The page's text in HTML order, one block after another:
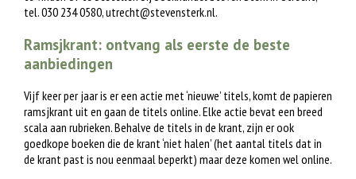
tel. 030 234 0580,utrecht@stevensterk.nl.
Ramsjkrant: ontvang als eerste de beste
aanbiedingen
Vijf keer per jaar is er een actie met ‘nieuwe’ titels, komt de papieren
ramsjkrant uit en gaan de titels online. Elke actie bevat een breed
scala aan rubrieken. Behalve de titels in de krant, zijn er ook
goedkope boeken die de krant ‘niet halen’ (het aantal titels dat in
de krant past is nou eenmaal beperkt) maar deze komen wel online.